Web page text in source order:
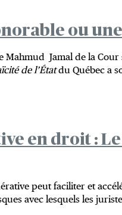
ou
Mahmud Jamal de la
de l’Étatdu Québec a
en droit :
peut faciliter et
avec lesquels les